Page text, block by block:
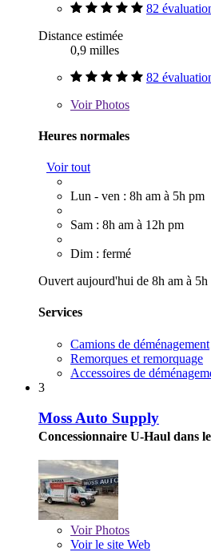
82
Distance estimée
0,9 milles
82
VoirPhotos
Heures normales
Voir tout
Lun - ven : 8h am à 5h pm
Sam : 8h am à 12h pm
Dim : fermé
Ouvert aujourd'hui de 8h am à 5h
Services
Camions de déménagement
Remorques et remorquage
Accessoires de
3
Moss Auto Supply
Concessionnaire U-Haul dans
VoirPhotos
Voir le site Web